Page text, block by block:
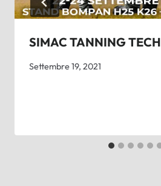
SIMAC TANNING TECH
Settembre 19, 2021